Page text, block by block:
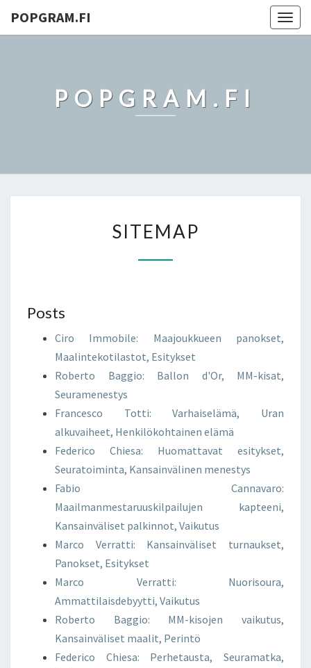
POPGRAM.FI
POPGRAM.FI
SITEMAP
Posts
Ciro Immobile: Maajoukkueen panokset,
Maalintekotilastot, Esitykset
Roberto Baggio: Ballon d'Or, MM-kisat,
Seuramenestys
Francesco Totti: Varhaiselämä, Uran
alkuvaiheet, Henkilökohtainen elämä
Federico Chiesa: Huomattavat esitykset,
Seuratoiminta, Kansainvälinen menestys
Fabio Cannavaro:
Maailmanmestaruuskilpailujen kapteeni,
Kansainväliset palkinnot, Vaikutus
Marco Verratti: Kansainväliset turnaukset,
Panokset, Esitykset
Marco Verratti: Nuorisoura,
Ammattilaisdebyytti, Vaikutus
Roberto Baggio: MM-kisojen vaikutus,
Kansainväliset maalit, Perintö
Federico Chiesa: Perhetausta, Seuramatka,